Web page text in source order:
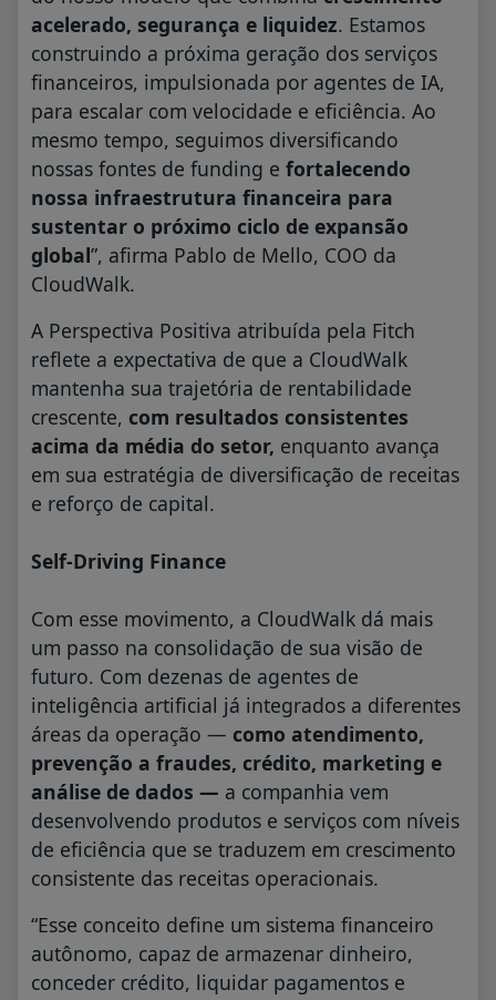
acelerado, segurança e liquidez. Estamos
construindo a próxima geração dos serviços
financeiros, impulsionada por agentes de IA,
para escalar com velocidade e eficiência. Ao
mesmo tempo, seguimos diversificando
nossas fontes de funding e fortalecendo
nossa infraestrutura financeira para
sustentar o próximo ciclo de expansão
global”, afirma Pablo de Mello, COO da
CloudWalk.
A Perspectiva Positiva atribuída pela Fitch
reflete a expectativa de que a CloudWalk
mantenha sua trajetória de rentabilidade
crescente, com resultados consistentes
acima da média do setor, enquanto avança
em sua estratégia de diversificação de receitas
e reforço de capital.
Self-Driving Finance
Com esse movimento, a CloudWalk dá mais
um passo na consolidação de sua visão de
futuro. Com dezenas de agentes de
inteligência artificial já integrados a diferentes
áreas da operação — como atendimento,
prevenção a fraudes, crédito, marketing e
análise de dados — a companhia vem
desenvolvendo produtos e serviços com níveis
de eficiência que se traduzem em crescimento
consistente das receitas operacionais.
“Esse conceito define um sistema financeiro
autônomo, capaz de armazenar dinheiro,
conceder crédito, liquidar pagamentos e